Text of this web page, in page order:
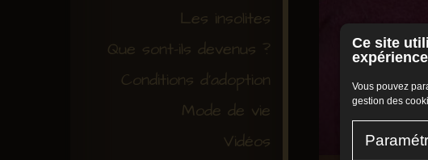
Les insolites
Que sont-ils devenus ?
Conditions d'adoption
Mode de vie
Vidéos
Ce site
Vous pouvez
gestion des